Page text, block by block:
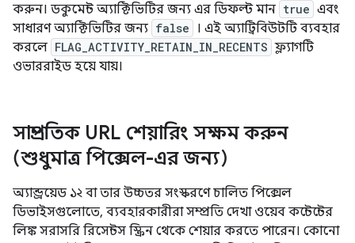
করুন। ডকুমেন্ট অ্যাক্টিভিটির জন্য এর ডিফল্ট মান true এবং
সাধারণ অ্যাক্টিভিটির জন্য false
। এই অ্যাট্রিবিউটটি ব্যবহার
করলে FLAG_ACTIVITY_RETAIN_IN_RECENTS ফ্ল্যাগটি
ওভাররাইড হয়ে যায়।
সাম্প্রতিক URL শেয়ারিং সক্ষম করুন
(শুধুমাত্র পিক্সেল-এর জন্য)
অ্যান্ড্রয়েড ১২ বা তার উচ্চতর সংস্করণে চালিত পিক্সেল
ডিভাইসগুলোতে, ব্যবহারকারীরা সম্প্রতি দেখা ওয়েব কন্টেন্টের
লিঙ্ক সরাসরি রিসেন্টস স্ক্রিন থেকে শেয়ার করতে পারেন। কোনো